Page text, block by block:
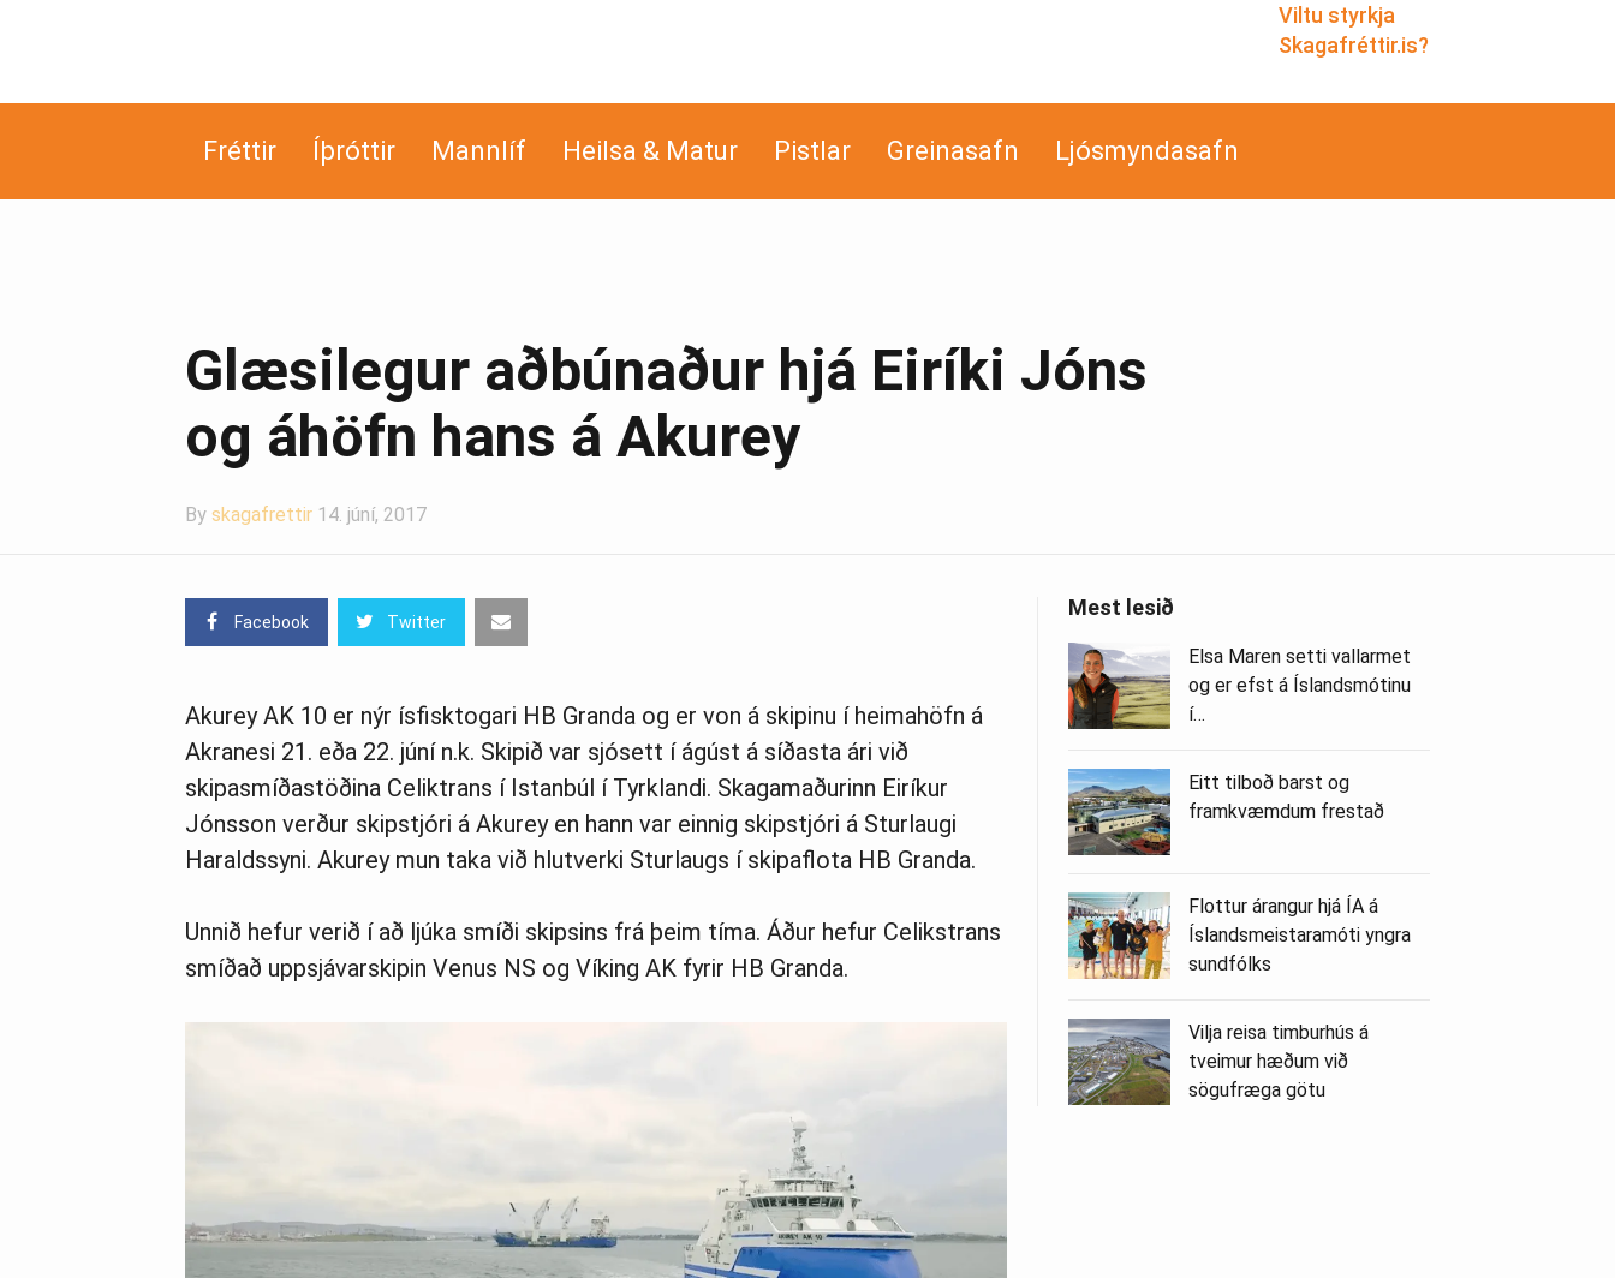
Viltu styrkja
Skagafréttir.is?
Fréttir Íþróttir Mannlíf Heilsa & Matur Pistlar Greinasafn Ljósmyndasafn
Glæsilegur aðbúnaður hjá Eiríki Jóns
og áhöfn hans á Akurey
By skagafrettir 14. júní, 2017
Facebook Twitter
Akurey AK 10 er nýr ísfisktogari HB Granda og er von á skipinu í heimahöfn á
Akranesi 21. eða 22. júní n.k. Skipið var sjósett í ágúst á síðasta ári við
skipasmíðastöðina Celiktrans í Istanbúl í Tyrklandi. Skagamaðurinn Eiríkur
Jónsson verður skipstjóri á Akurey en hann var einnig skipstjóri á Sturlaugi
Haraldssyni. Akurey mun taka við hlutverki Sturlaugs í skipaflota HB Granda.
Unnið hefur verið í að ljúka smíði skipsins frá þeim tíma. Áður hefur Celikstrans
smíðað uppsjávarskipin Venus NS og Víking AK fyrir HB Granda.
Mest lesið
Elsa Maren setti vallarmet
og er efst á Íslandsmótinu
í…
Eitt tilboð barst og
framkvæmdum frestað
Flottur árangur hjá ÍA á
Íslandsmeistaramóti yngra
sundfólks
Vilja reisa timburhús á
tveimur hæðum við
sögufræga götu